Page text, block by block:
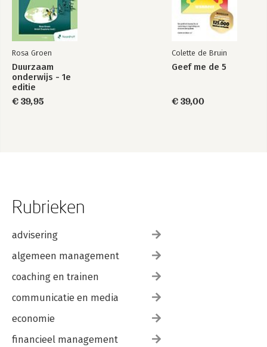
Rosa Groen
Duurzaam
onderwijs - 1e
editie
€ 39,95
Colette de Bruin
Geef me de 5
€ 39,00
Rubrieken
advisering
algemeen management
coaching en trainen
communicatie en media
economie
financieel management